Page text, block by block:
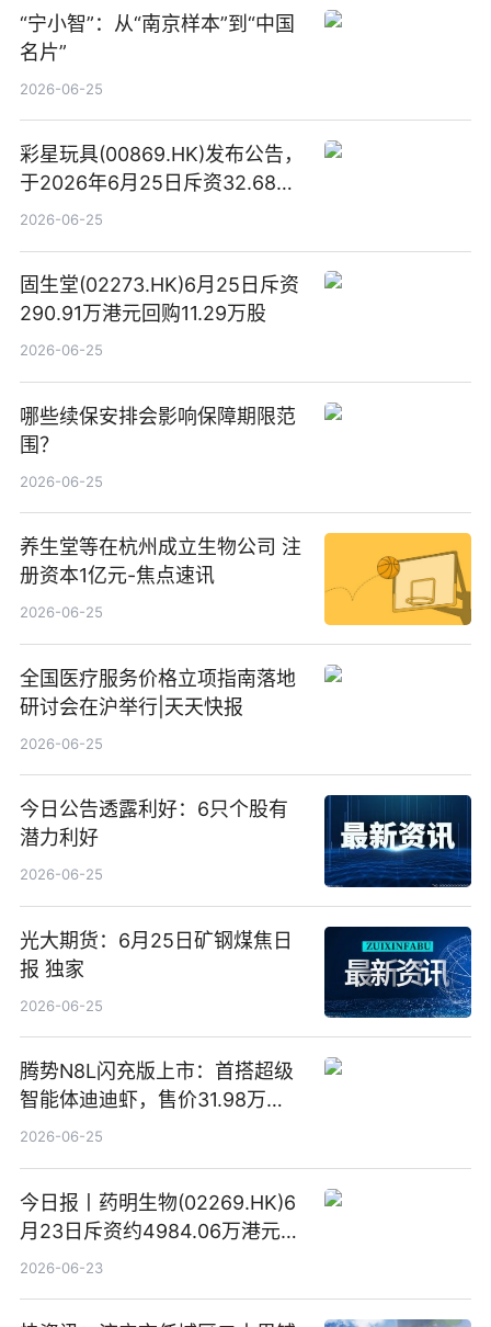
“宁小智”：从“南京样本”到“中国
名片”
2026-06-25
彩星玩具(00869.HK)发布公告，
于2026年6月25日斥资32.68万
港元回购68.4万股|焦点速讯
2026-06-25
固生堂(02273.HK)6月25日斥资
290.91万港元回购11.29万股
2026-06-25
哪些续保安排会影响保障期限范
围？
2026-06-25
养生堂等在杭州成立生物公司 注
册资本1亿元-焦点速讯
2026-06-25
全国医疗服务价格立项指南落地
研讨会在沪举行|天天快报
2026-06-25
今日公告透露利好：6只个股有
潜力利好
2026-06-25
光大期货：6月25日矿钢煤焦日
报 独家
2026-06-25
腾势N8L闪充版上市：首搭超级
智能体迪迪虾，售价31.98万
元-34.98万元 焦点日报
2026-06-25
今日报丨药明生物(02269.HK)6
月23日斥资约4984.06万港元回
购160.50万股
2026-06-23